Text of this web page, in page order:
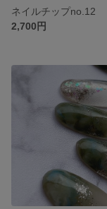
ネイルチップno.12
2,700円